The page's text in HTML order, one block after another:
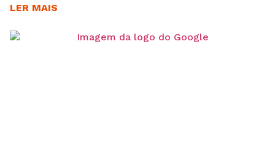
considerando integrações, observabilidade, custos
vai além de escolher um modelo de linguagem ou
LER MAIS